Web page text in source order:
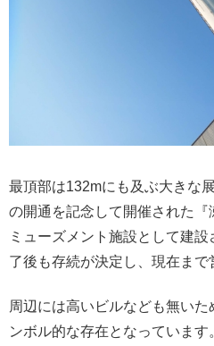
最頂部は132mにも及ぶ大きな
の開通を記念して開催された
ミューズメント施設として建
了後も存続が決定し、現在まで
周辺には高いビルなども無い
ンボル的な存在となっています